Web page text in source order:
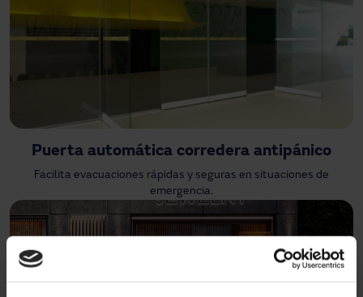
Puerta automática corredera antipánico
Facilita evacuaciones rápidas y seguras en situaciones de
emergencia.